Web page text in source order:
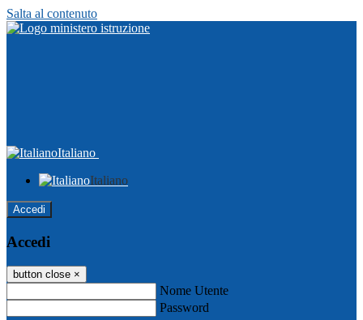
Salta al contenuto
Italiano
Italiano
Accedi
Accedi
button close ×
Nome Utente
Password